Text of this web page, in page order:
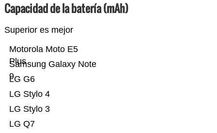
Capacidad de la batería (mAh)
Superior es mejor
LG Q7
LG Stylo 3
LG Stylo 4
LG G6
Samsung Galaxy Note
9
Motorola Moto E5
Plus